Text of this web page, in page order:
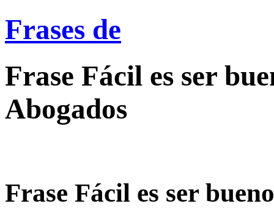
Frases de
Frase Fácil es ser
Abogados
Frase Fácil es ser